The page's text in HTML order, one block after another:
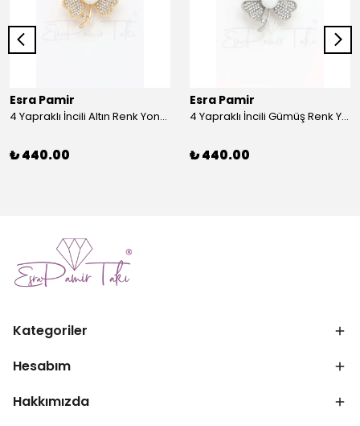
Esra Pamir
4 Yapraklı İncili Altın Renk Yonca Broş
₺ 440.00
Esra Pamir
4 Yapraklı İncili Gümüş Renk Yonca Broş
₺ 440.00
Kategoriler
Hesabım
Hakkımızda